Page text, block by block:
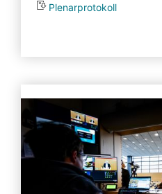
Plenarprotokoll